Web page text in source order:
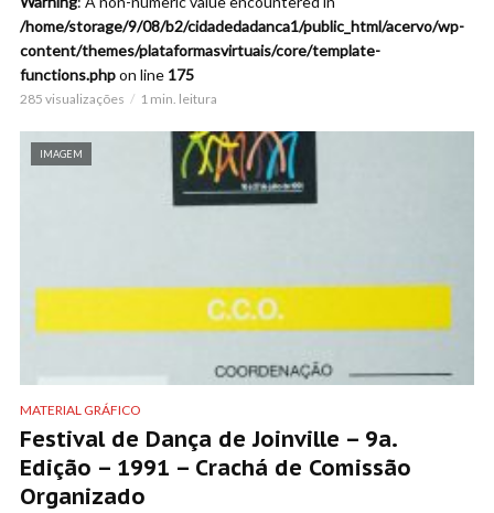
/home/storage/9/08/b2/cidadedadanca1/public_html/acervo/wp-
content/themes/plataformasvirtuais/core/template-
functions.phpon line 175
285 visualizações 1 min. leitura
IMAGEM
MATERIAL GRÁFICO
Festival de Dança de Joinville – 9a.
Edição – 1991 – Crachá de Comissão
Organizado